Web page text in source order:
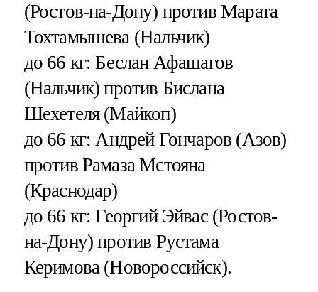
(Ростов-на-Дону) против Марата
Тохтамышева (Нальчик)
до 66 кг: Беслан Афашагов
(Нальчик) против Бислана
Шехетеля (Майкоп)
до 66 кг: Андрей Гончаров (Азов)
против Рамаза Мстояна
(Краснодар)
до 66 кг: Георгий Эйвас (Ростов-
на-Дону) против Рустама
Керимова (Новороссийск).